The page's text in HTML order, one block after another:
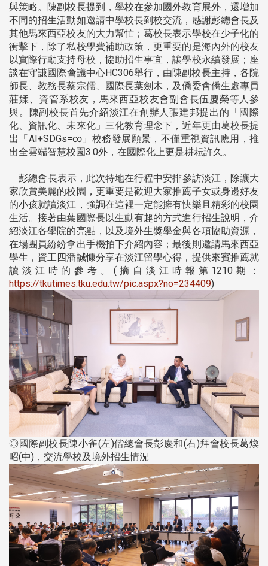
與策略。陳副校長提到，學校在參加國外教育展外，還增加
不同的招生活動如邀請中學校長到校交流，感謝彭總會長及
其他馬來西亞校友的大力幫忙；葛校長表示學校在少子化的
衝擊下，除了私校學費補助政策，更重要的是海內外的校友
以實際行動支持母校，協助招生事宜，讓學校永續發展；座
談在守謙國際會議中心HC306舉行，由陳副校長主持，各院
師長、教務長蔡宗儒、國際長葉劍木，及僑委會僑生處專員
莊媃、資管系校友，馬來西亞校友會副會長伍慶榮等人參
與。陳副校長首先介紹淡江在創辦人張建邦提出的「國際
化、資訊化、未來化」三化教育理念下，近年更由葛校長提
出「AI+SDGs=∞」校務發展願景，不僅重視資訊應用，推
出全雲端智慧校園3.0外，在國際化上更是耕耘許久。
彭總會長表示，此次特地在行程中安排參訪淡江，除讓大
家欣賞美麗的校園，更重要是歡迎大家推薦子女或身邊好友
的小孩就讀淡江，強調在這裡一定能擁有快樂且精彩的校園
生活。接著由葉國際長以生動有趣的方式進行招生說明，介
紹淡江各學院的亮點，以及境外生獎學金與各項協助資源，
在場團員紛紛拿出手機拍下介紹內容；最後則邀請馬來西亞
學生，資工四潘誠慷分享在淡江留學心得，提供來賓推薦就
讀淡江時的參考。(摘自淡江時報第1210期：
https://tkutimes.tku.edu.tw/pic.aspx?no=234409)
◎國際副校長陳小雀(左)偕總會長彭慶和(右)拜會校長葛煥
昭(中)，交流學校及境外招生情況